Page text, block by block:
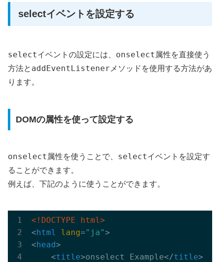
selectイベントを設定する
selectイベントの設定には、 onselect 属性を直接使う
方法と addEventListener メソッドを使用する方法があ
ります。
DOMの属性を使って設定する
onselect 属性を使うことで、 selectイベントを設定す
ることができます。
例えば、下記のように使うことができます。
<!DOCTYPE html>
<html lang="ja">
<head>
<title>onselect Example</title>